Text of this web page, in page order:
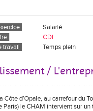
Salarié
CDI
travail
Temps plein
/
Côte d’Opale, au carrefour du
Paris) le CHAM intervient sur